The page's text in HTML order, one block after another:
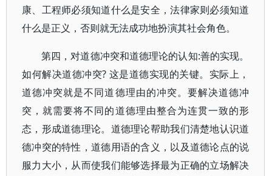
康、工程师必须知道什么是安全，法律家则必须知道
什么是正义，否则就无法成功地扮演其社会角色。
第四，对道德冲突和道德理论的认知:善的实现。
如何解决道德冲突? 这是道德实现的关键。实际上，
道德冲突就是不同道德理由的冲突。要解决道德冲
突，就需要将不同的道德理由整合为连贯一致的形
态，形成道德理论。道德理论帮助我们清楚地认识道
德冲突的特性，道德用语的含义，以及道德论点的说
服力大小，从而使我们能够选择最为正确的立场解决